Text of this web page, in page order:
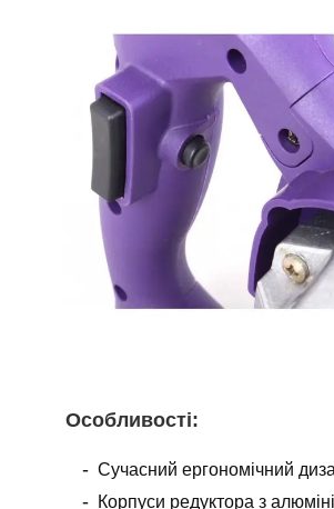
Особливості:
Сучасний ергономічний
Корпуси редуктора з